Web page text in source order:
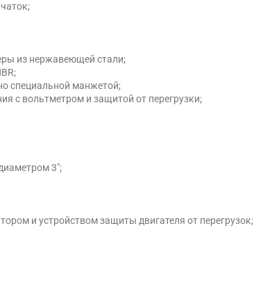
из нержавеющей стали;
специальной манжетой;
с вольтметром и защитой от перегрузки;
3″;
и устройством защиты двигателя от перегрузок;